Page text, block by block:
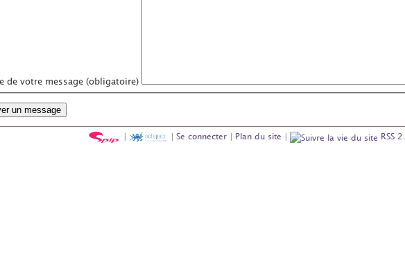
de votre message (obligatoire)
| |Se connecter | Plan du site | RSS